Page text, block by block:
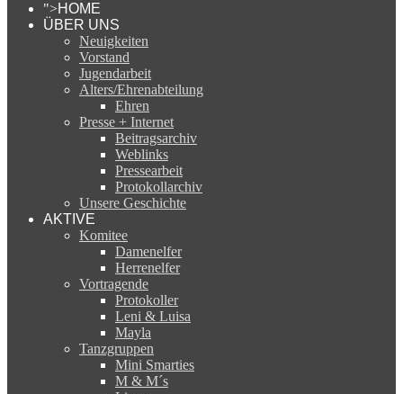
">HOME
ÜBER UNS
Neuigkeiten
Vorstand
Jugendarbeit
Alters/Ehrenabteilung
Ehren
Presse + Internet
Beitragsarchiv
Weblinks
Pressearbeit
Protokollarchiv
Unsere Geschichte
AKTIVE
Komitee
Damenelfer
Herrenelfer
Vortragende
Protokoller
Leni & Luisa
Mayla
Tanzgruppen
Mini Smarties
M & M´s